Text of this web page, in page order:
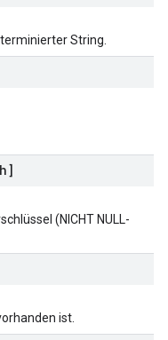
String.
(NICHT NULL-
ist.